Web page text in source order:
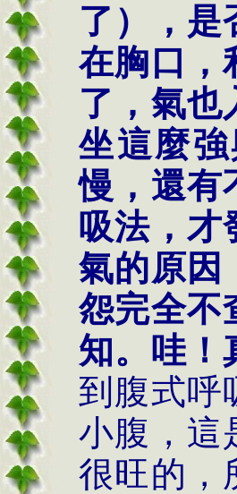
了），是
在胸口，
了，氣也
坐這麼
慢，還有
吸法，才
氣的原因
怨完全不
知。哇！
到腹式呼
小腹，這
很旺的，